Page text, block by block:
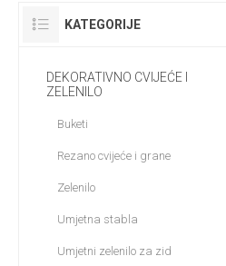
KATEGORIJE
DEKORATIVNO CVIJEĆE I
ZELENILO
Buketi
Rezano cvijeće i grane
Zelenilo
Umjetna stabla
Umjetni zelenilo za zid